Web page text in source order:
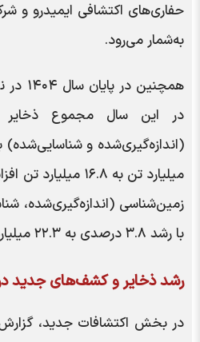
حفاری‌های اکتشافی ایمیدرو و
به‌شمار می‌رود.
در این سال مجموع
میلیارد تن به ۱۶.۸
زمین‌شناسی (اندازه‌گیری‌شده،
با رشد ۳.۸ درصدی به ۲۲.۳ میلیارد تن رسید.
رشد ذخایر و کشف‌های جدید
در بخش اکتشافات جدید،